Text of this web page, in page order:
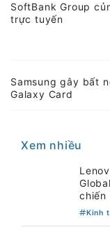
SoftBank Group
trực tuyến
Samsung gây bất
Galaxy Card
Xem nhiều
chiến
Kinh